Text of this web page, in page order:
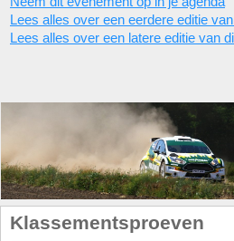
Lees alles over een eerdere editie
Lees alles over een latere editie van
Klassementsproeven